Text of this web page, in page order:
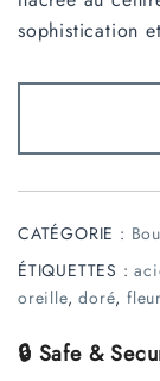
sophistication
CATÉGORIE :
ÉTIQUETTES :
oreille,doré,
🔒 Safe &